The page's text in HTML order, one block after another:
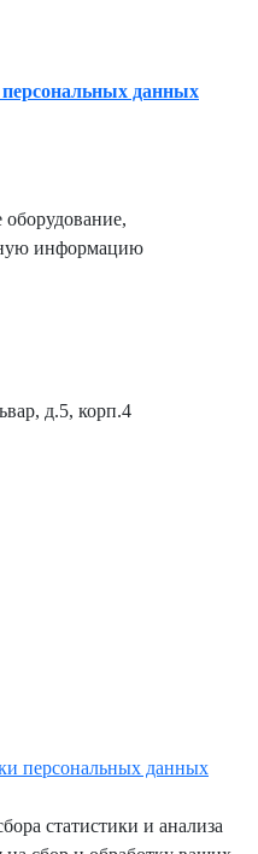
персональных данных
информацию
д.5, корп.4
персональных данных
статистики и анализа